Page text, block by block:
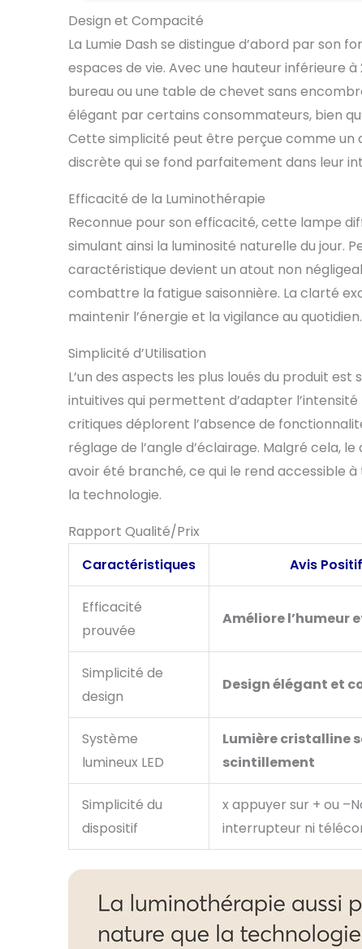
Design et Compacité
La Lumie Dash se distingue d’abord par
espaces de vie. Avec une hauteur inférieure
bureau ou une table de chevet sans
élégant par certains consommateurs, bien
Cette simplicité peut être perçue comme
discrète qui se fond parfaitement dans leur
Efficacité de la Luminothérapie
Reconnue pour son efficacité, cette lampe
simulant ainsi la luminosité naturelle du jour.
caractéristique devient un atout non
combattre la fatigue saisonnière. La clarté
maintenir l’énergie et la vigilance au quotidien.
Simplicité d’Utilisation
L’un des aspects les plus loués du produit
intuitives qui permettent d’adapter
critiques déplorent l’absence de
réglage de l’angle d’éclairage. Malgré cela,
avoir été branché, ce qui le rend accessible
la technologie.
Rapport Qualité/Prix
Caractéristiques
Avis
Efficacité
prouvée
Améliore l’humeur
Simplicité de
design
Design élégant et
Système
lumineux LED
Lumière cristalline
scintillement
Simplicité du
dispositif
x appuyer sur + ou –
interrupteur ni